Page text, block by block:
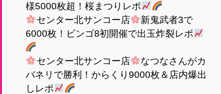
様5000枚超！桜まつりレポ
センター北サンコー店
新鬼武者3で
6000枚！ビンゴ8初開催で出玉炸裂レポ
センター北サンコー店
なつなさんがカ
バネリで勝利！からくり9000枚＆店内爆出
しレポ